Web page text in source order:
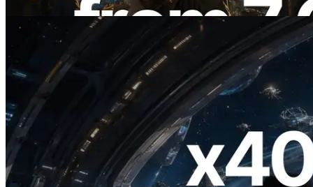
Leer este artículo
2026.07.04